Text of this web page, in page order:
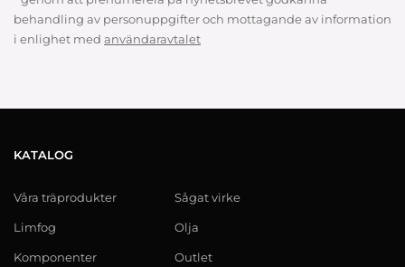
behandling av personuppgifter och mottagande av information
i enlighet med användaravtalet
KATALOG
Våra träprodukter
Limfog
Komponenter
Sågat virke
Olja
Outlet